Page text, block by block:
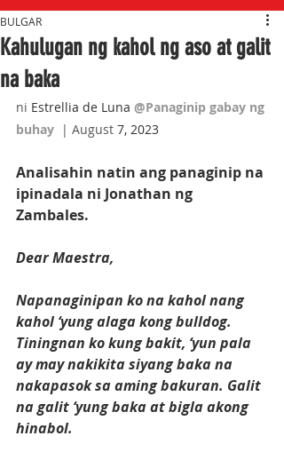
Kahulugan ng kahol ng aso at galit
na baka
BULGAR
ni Estrellia de Luna @Panaginip gabay ng
buhay | August 7, 2023
Analisahin natin ang panaginip na
ipinadala ni Jonathan ng
Zambales.
Dear Maestra,
Napanaginipan ko na kahol nang
kahol ‘yung alaga kong bulldog.
Tiningnan ko kung bakit, ‘yun pala
ay may nakikita siyang baka na
nakapasok sa aming bakuran. Galit
na galit ‘yung baka at bigla akong
hinabol.